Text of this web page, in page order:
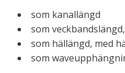
som kanallängd
som
som hällängd, med
som